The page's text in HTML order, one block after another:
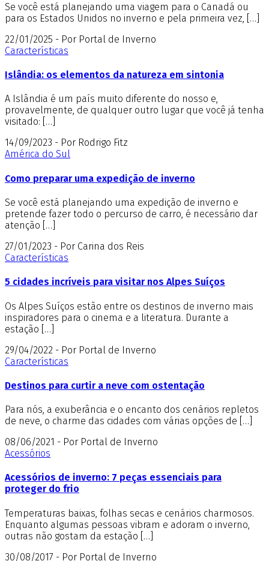
Se você está planejando uma viagem para o Canadá ou
para os Estados Unidos no inverno e pela primeira vez, […]
22/01/2025 - Por Portal de Inverno
Características
Islândia: os elementos da natureza em sintonia
A Islândia é um país muito diferente do nosso e,
provavelmente, de qualquer outro lugar que você já tenha
visitado: […]
14/09/2023 - Por Rodrigo Fitz
América do Sul
Como preparar uma expedição de inverno
Se você está planejando uma expedição de inverno e
pretende fazer todo o percurso de carro, é necessário dar
atenção […]
27/01/2023 - Por Carina dos Reis
Características
5 cidades incríveis para visitar nos Alpes Suíços
Os Alpes Suíços estão entre os destinos de inverno mais
inspiradores para o cinema e a literatura. Durante a
estação […]
29/04/2022 - Por Portal de Inverno
Características
Destinos para curtir a neve com ostentação
Para nós, a exuberância e o encanto dos cenários repletos
de neve, o charme das cidades com várias opções de […]
08/06/2021 - Por Portal de Inverno
Acessórios
Acessórios de inverno: 7 peças essenciais para
proteger do frio
Temperaturas baixas, folhas secas e cenários charmosos.
Enquanto algumas pessoas vibram e adoram o inverno,
outras não gostam da estação […]
30/08/2017 - Por Portal de Inverno